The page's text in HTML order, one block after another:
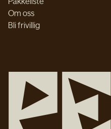
Pakkeliste
Om oss
Bli frivillig
Pe